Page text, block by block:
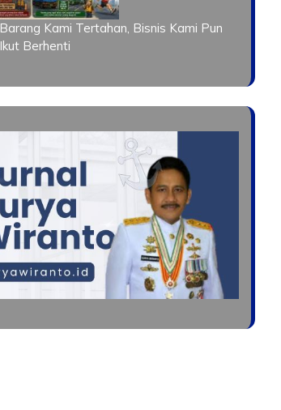
Barang Kami Tertahan, Bisnis Kami Pun
Ikut Berhenti